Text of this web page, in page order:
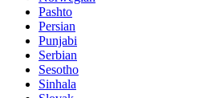
Pashto
Persian
Punjabi
Serbian
Sesotho
Sinhala